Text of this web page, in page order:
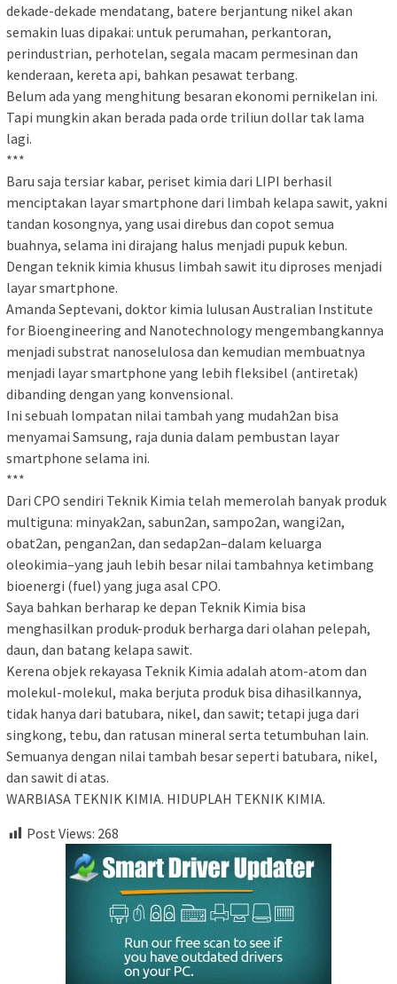
dekade-dekade mendatang, batere berjantung nikel akan
semakin luas dipakai: untuk perumahan, perkantoran,
perindustrian, perhotelan, segala macam permesinan dan
kenderaan, kereta api, bahkan pesawat terbang.
Belum ada yang menghitung besaran ekonomi pernikelan ini.
Tapi mungkin akan berada pada orde triliun dollar tak lama
lagi.
***
Baru saja tersiar kabar, periset kimia dari LIPI berhasil
menciptakan layar smartphone dari limbah kelapa sawit, yakni
tandan kosongnya, yang usai direbus dan copot semua
buahnya, selama ini dirajang halus menjadi pupuk kebun.
Dengan teknik kimia khusus limbah sawit itu diproses menjadi
layar smartphone.
Amanda Septevani, doktor kimia lulusan Australian Institute
for Bioengineering and Nanotechnology mengembangkannya
menjadi substrat nanoselulosa dan kemudian membuatnya
menjadi layar smartphone yang lebih fleksibel (antiretak)
dibanding dengan yang konvensional.
Ini sebuah lompatan nilai tambah yang mudah2an bisa
menyamai Samsung, raja dunia dalam pembustan layar
smartphone selama ini.
***
Dari CPO sendiri Teknik Kimia telah memerolah banyak produk
multiguna: minyak2an, sabun2an, sampo2an, wangi2an,
obat2an, pengan2an, dan sedap2an–dalam keluarga
oleokimia–yang jauh lebih besar nilai tambahnya ketimbang
bioenergi (fuel) yang juga asal CPO.
Saya bahkan berharap ke depan Teknik Kimia bisa
menghasilkan produk-produk berharga dari olahan pelepah,
daun, dan batang kelapa sawit.
Kerena objek rekayasa Teknik Kimia adalah atom-atom dan
molekul-molekul, maka berjuta produk bisa dihasilkannya,
tidak hanya dari batubara, nikel, dan sawit; tetapi juga dari
singkong, tebu, dan ratusan mineral serta tetumbuhan lain.
Semuanya dengan nilai tambah besar seperti batubara, nikel,
dan sawit di atas.
WARBIASA TEKNIK KIMIA. HIDUPLAH TEKNIK KIMIA.
Post Views: 268